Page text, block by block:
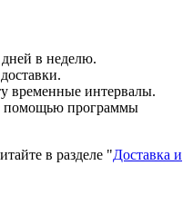
в неделю.
временные интервалы.
помощью программы
в разделе "Доставка и